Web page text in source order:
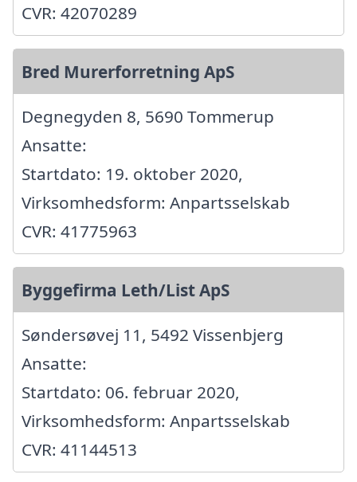
CVR: 42070289
Bred Murerforretning ApS
Degnegyden 8, 5690 Tommerup
Ansatte:
Startdato: 19. oktober 2020,
Virksomhedsform: Anpartsselskab
CVR: 41775963
Byggefirma Leth/List ApS
Søndersøvej 11, 5492 Vissenbjerg
Ansatte:
Startdato: 06. februar 2020,
Virksomhedsform: Anpartsselskab
CVR: 41144513